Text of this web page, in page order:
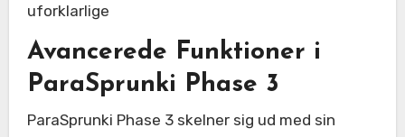
uforklarlige
Avancerede Funktioner i
ParaSprunki Phase 3
ParaSprunki Phase 3 skelner sig ud med sin